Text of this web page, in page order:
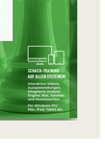
PANIER D'ACHATS
0ARTICLE
0,00 €
✔